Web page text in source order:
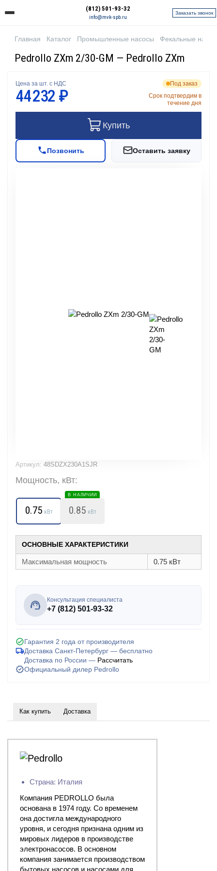
(812) 501-93-32
info@mvk-spb.ru
Заказать звонок
Главная Каталог Промышленные насосы Фекальные
Pedrollo ZXm 2/30-GM — Pedrollo ZXm
Артикул: 48SDZX230A1SJR
Мощность, кВт:
0.75 кВт 0.85
В НАЛИЧИИ
кВт
ОСНОВНЫЕ ХАРАКТЕРИСТИКИ
Максимальная мощность 0.75 кВт
Цена за шт. с НДС
44 232 ₽
Под заказ
Срок подтвердим в
течение дня
Купить
Позвонить Оставить заявку
Консультация специалиста
+7 (812) 501-93-32
Гарантия 2 года от производителя
Доставка Санкт-Петербург — бесплатно
Доставка по России — Рассчитать
Официальный дилер Pedrollo
Как купить Доставка
Страна: Италия
Компания PEDROLLO была
основана в 1974 году. Со временем
она достигла международного
уровня, и сегодня признана одним из
мировых лидеров в производстве
электронасосов. В основном
компания занимается производством
бытовых насосов и насосами для